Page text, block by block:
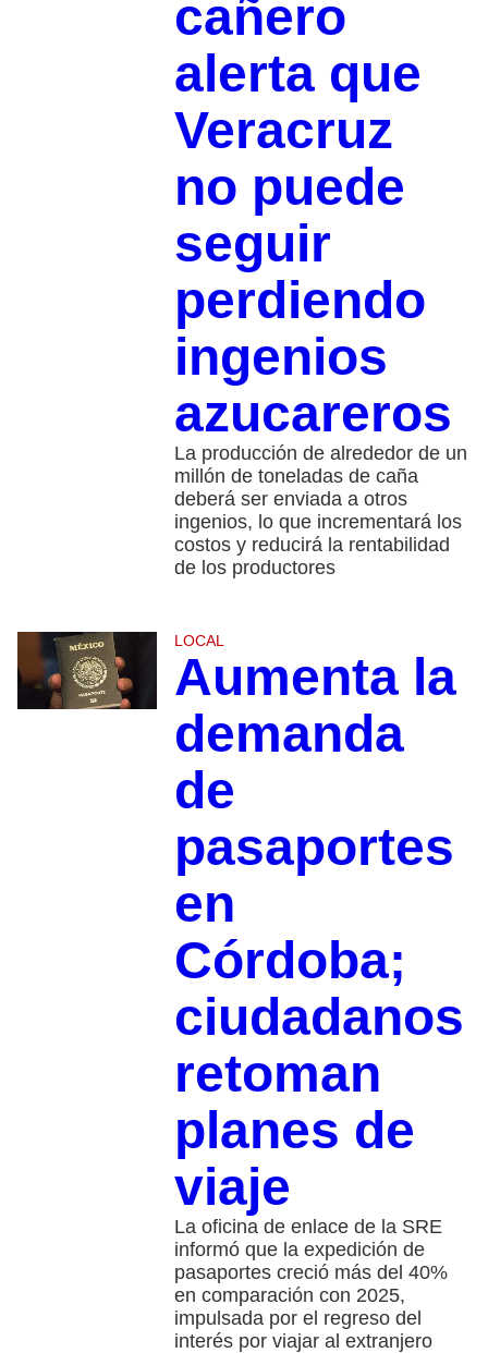
cañero
alerta que
Veracruz
no puede
seguir
perdiendo
ingenios
azucareros
La producción de alrededor de un
millón de toneladas de caña
deberá ser enviada a otros
ingenios, lo que incrementará los
costos y reducirá la rentabilidad
de los productores
LOCAL
Aumenta la
demanda
de
pasaportes
en
Córdoba;
ciudadanos
retoman
planes de
viaje
La oficina de enlace de la SRE
informó que la expedición de
pasaportes creció más del 40%
en comparación con 2025,
impulsada por el regreso del
interés por viajar al extranjero